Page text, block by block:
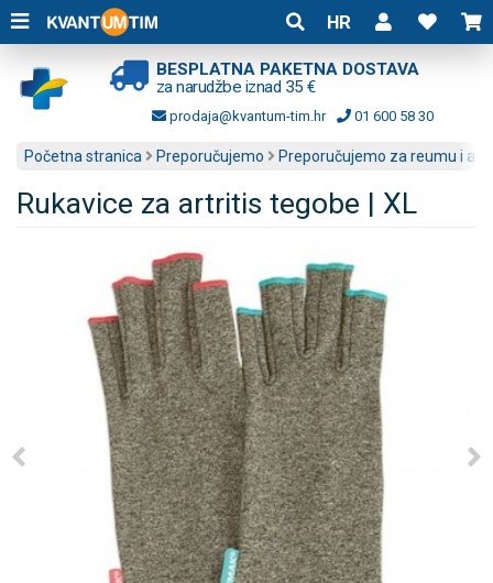
HR
BESPLATNA PAKETNA DOSTAVA
za narudžbe iznad 35 €
prodaja@kvantum-tim.hr 01 600 58 30
Početna stranica Preporučujemo Preporučujemo za reumu i
Rukavice za artritis tegobe | XL